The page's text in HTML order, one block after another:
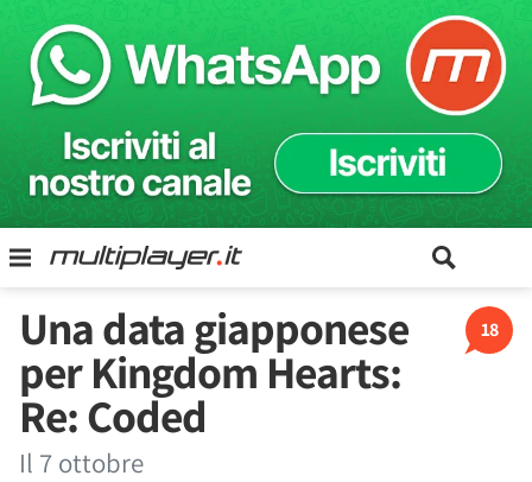
18
Una data giapponese
per Kingdom Hearts:
Re: Coded
Il 7 ottobre